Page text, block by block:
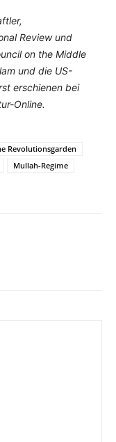
Review und
on the Middle
und die US-
erschienen bei
Online.
Revolutionsgarden
Mullah-Regime